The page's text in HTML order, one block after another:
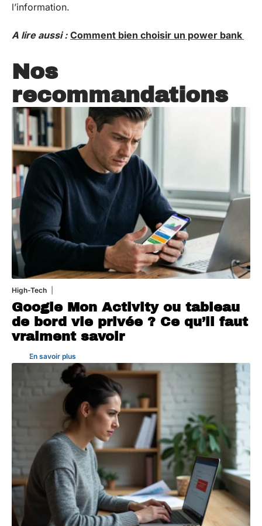
l’information.
A lire aussi : Comment bien choisir un power bank
Nos
recommandations
High-Tech
Google Mon Activity ou tableau
de bord vie privée ? Ce qu’il faut
vraiment savoir
En savoir plus